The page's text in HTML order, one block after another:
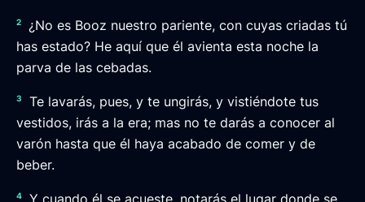
2
¿No es Booz nuestro pariente, con cuyas criadas tú
has estado? He aquí que él avienta esta noche la
parva de las cebadas.
3
Te lavarás, pues, y te ungirás, y vistiéndote tus
vestidos, irás a la era; mas no te darás a conocer al
varón hasta que él haya acabado de comer y de
beber.
4
Y cuando él se acueste, notarás el lugar donde se